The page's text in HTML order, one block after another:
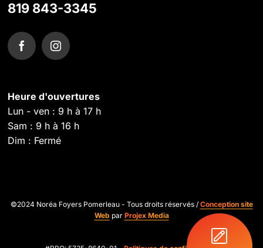
819 843-3345
Heure d'ouvertures
Lun - ven : 9 h à 17 h
Sam : 9 h à 16 h
Dim : Fermé
©2024 Noréa Foyers Pomerleau - Tous droits réservés / Conception site
Web par Projex Media